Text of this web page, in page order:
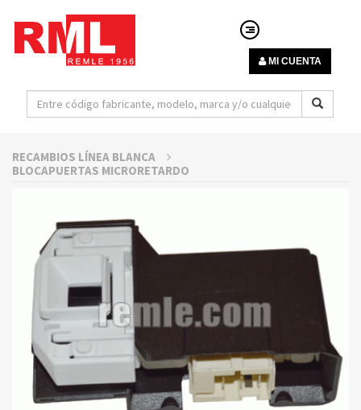
MI CUENTA
RECAMBIOS LÍNEA BLANCA
BLOCAPUERTAS MICRORETARDO